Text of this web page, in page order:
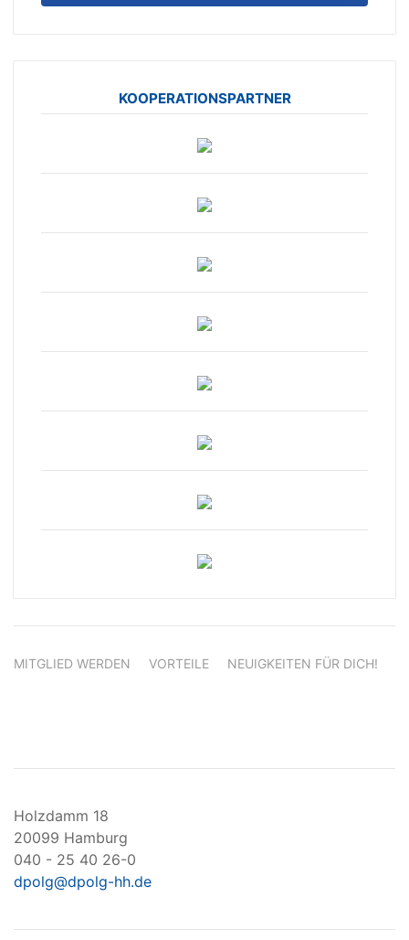
KOOPERATIONSPARTNER
MITGLIED WERDEN VORTEILE NEUIGKEITEN FÜR DICH!
Holzdamm 18
20099 Hamburg
040 - 25 40 26-0
dpolg@dpolg-hh.de